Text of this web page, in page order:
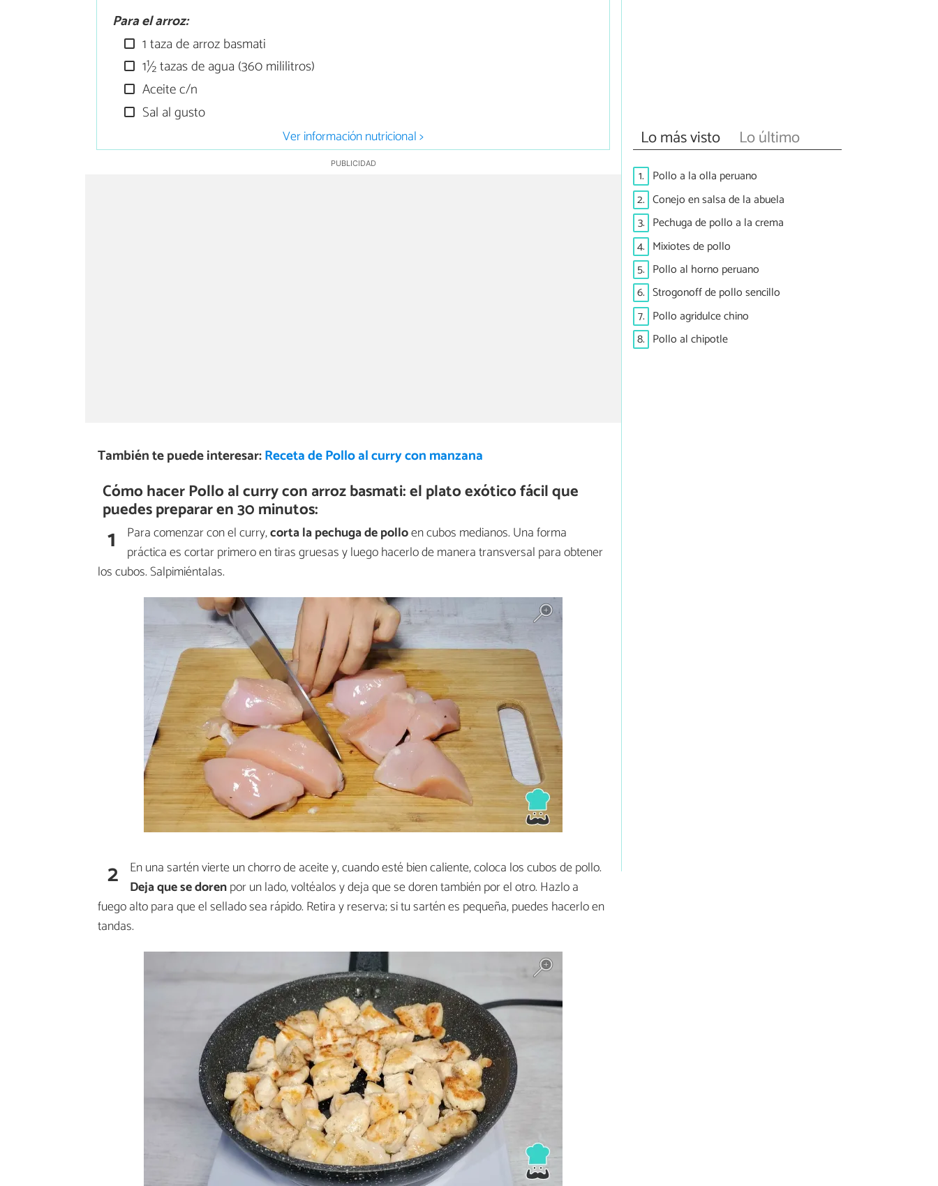
Para el arroz:
1 taza de arroz basmati
1½ tazas de agua (360 mililitros)
Aceite c/n
Sal al gusto
Ver información nutricional >
También te puede interesar:Receta de Pollo al curry con manzana
Cómo hacer Pollo al curry con arroz basmati: el plato exótico fácil que
puedes preparar en 30 minutos:
1 Para comenzar con el curry,corta la pechuga de polloen cubos medianos. Una forma
práctica es cortar primero en tiras gruesas y luego hacerlo de manera transversal para obtener
los cubos. Salpimiéntalas.
2 En una sartén vierte un chorro de aceite y, cuando esté bien caliente, coloca los cubos de pollo.
Deja que se dorenpor un lado, voltéalos y deja que se doren también por el otro. Hazlo a
fuego alto para que el sellado sea rápido. Retira y reserva; si tu sartén es pequeña, puedes hacerlo en
tandas.
Lo más visto Lo último
1. Pollo a la olla peruano
2. Conejo en salsa de la abuela
3. Pechuga de pollo a la crema
4. Mixiotes de pollo
5. Pollo al horno peruano
6. Strogonoff de pollo sencillo
7. Pollo agridulce chino
8. Pollo al chipotle